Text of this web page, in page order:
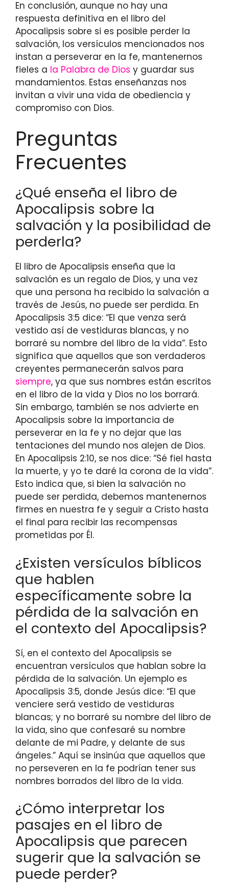
En conclusión, aunque no hay una
respuesta definitiva en el libro del
Apocalipsis sobre si es posible perder la
salvación, los versículos mencionados nos
instan a perseverar en la fe, mantenernos
fieles a la Palabra de Dios y guardar sus
mandamientos. Estas enseñanzas nos
invitan a vivir una vida de obediencia y
compromiso con Dios.
Preguntas
Frecuentes
¿Qué enseña el libro de
Apocalipsis sobre la
salvación y la posibilidad de
perderla?
El libro de Apocalipsis enseña que la
salvación es un regalo de Dios, y una vez
que una persona ha recibido la salvación a
través de Jesús, no puede ser perdida. En
Apocalipsis 3:5 dice: “El que venza será
vestido así de vestiduras blancas, y no
borraré su nombre del libro de la vida”. Esto
significa que aquellos que son verdaderos
creyentes permanecerán salvos para
siempre, ya que sus nombres están escritos
en el libro de la vida y Dios no los borrará.
Sin embargo, también se nos advierte en
Apocalipsis sobre la importancia de
perseverar en la fe y no dejar que las
tentaciones del mundo nos alejen de Dios.
En Apocalipsis 2:10, se nos dice: “Sé fiel hasta
la muerte, y yo te daré la corona de la vida”.
Esto indica que, si bien la salvación no
puede ser perdida, debemos mantenernos
firmes en nuestra fe y seguir a Cristo hasta
el final para recibir las recompensas
prometidas por Él.
¿Existen versículos bíblicos
que hablen
específicamente sobre la
pérdida de la salvación en
el contexto del Apocalipsis?
Sí, en el contexto del Apocalipsis se
encuentran versículos que hablan sobre la
pérdida de la salvación. Un ejemplo es
Apocalipsis 3:5, donde Jesús dice: “El que
venciere será vestido de vestiduras
blancas; y no borraré su nombre del libro de
la vida, sino que confesaré su nombre
delante de mi Padre, y delante de sus
ángeles.” Aquí se insinúa que aquellos que
no perseveren en la fe podrían tener sus
nombres borrados del libro de la vida.
¿Cómo interpretar los
pasajes en el libro de
Apocalipsis que parecen
sugerir que la salvación se
puede perder?